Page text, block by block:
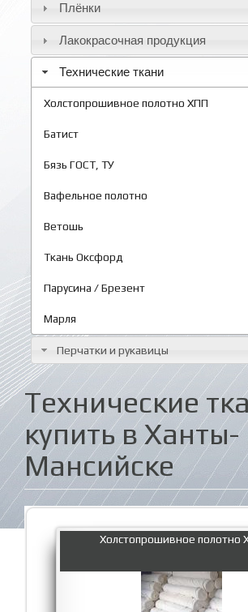
Плёнки
Лакокрасочная продукция
Технические ткани
Холстопрошивное полотно ХПП
Батист
Бязь ГОСТ, ТУ
Вафельное полотно
Ветошь
Ткань Оксфорд
Парусина / Брезент
Марля
Перчатки и рукавицы
Технические
купить в Ханты-
Мансийске
Холстопрошивное полотно